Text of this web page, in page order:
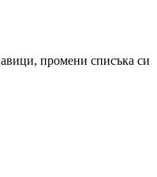
промени списъка си